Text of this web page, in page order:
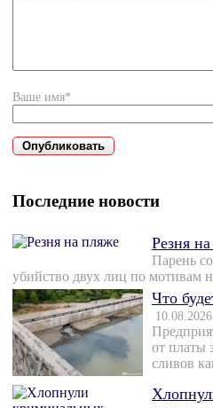
Ваше имя*
Последние новости
Резня
Парень
убийство двух лиц по мотивам
Что
10.08.2026
от платы
сливов